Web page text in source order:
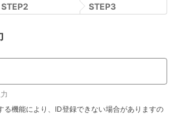
STEP2 STEP3
る機能により、ID登録できない場合がありますの